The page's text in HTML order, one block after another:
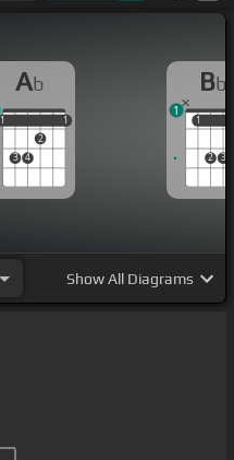
Ab
1
3 4
2
1
1 1
Bb
1
2 3
1
1
ShowAll Diagrams